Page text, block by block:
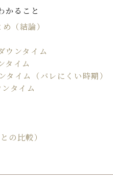
かること
（結論）
ウンタイム
タイム
イム（バレにくい時期）
タイム
の比較）